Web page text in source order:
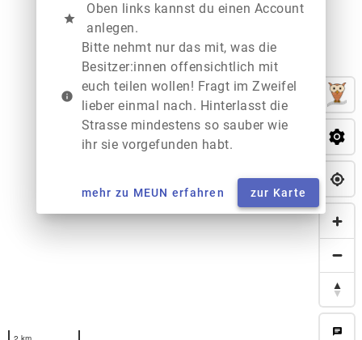
chat
star
Oben links kannst du einen Account
anlegen.
info
Bitte nehmt nur das mit, was die
Besitzer:innen offensichtlich mit
euch teilen wollen! Fragt im Zweifel
lieber einmal nach. Hinterlasst die
Strasse mindestens so sauber wie
ihr sie vorgefunden habt.
mehr zu MEUN erfahren zur Karte